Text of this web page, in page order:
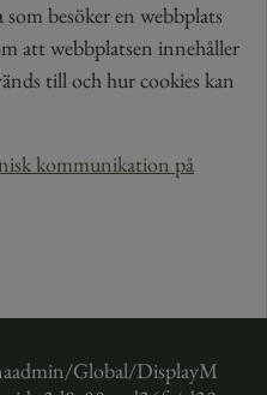
besöker en webbplats
att webbplatsen innehåller
till och hur cookies kan
kommunikation på